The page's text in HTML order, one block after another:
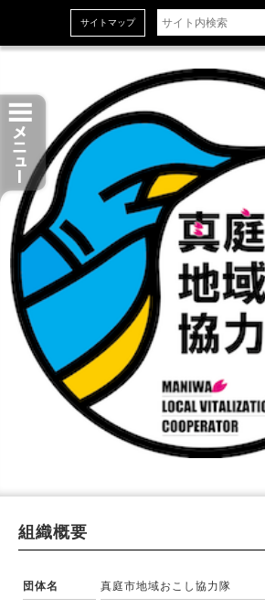
現役協力隊プロフィール
現役協力隊の活動紹介
協力隊卒業生プロフィール
協力隊卒業生の活動紹介
真庭市地域おこし協力隊の活動誌「Pione」
組織概要
« 7月 2026.08 9月 »
1
2
17 18 19 20 21
サイトマップ
組織概要
団体名 真庭市地域おこし協力隊